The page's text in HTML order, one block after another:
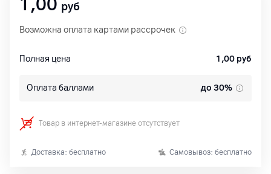
1,00 руб
Возможна оплата картами рассрочек
Полная цена 1,00 руб
Оплата баллами до 30%
Товар в интернет-магазине отсутствует
Доставка: бесплатно Самовывоз: бесплатно